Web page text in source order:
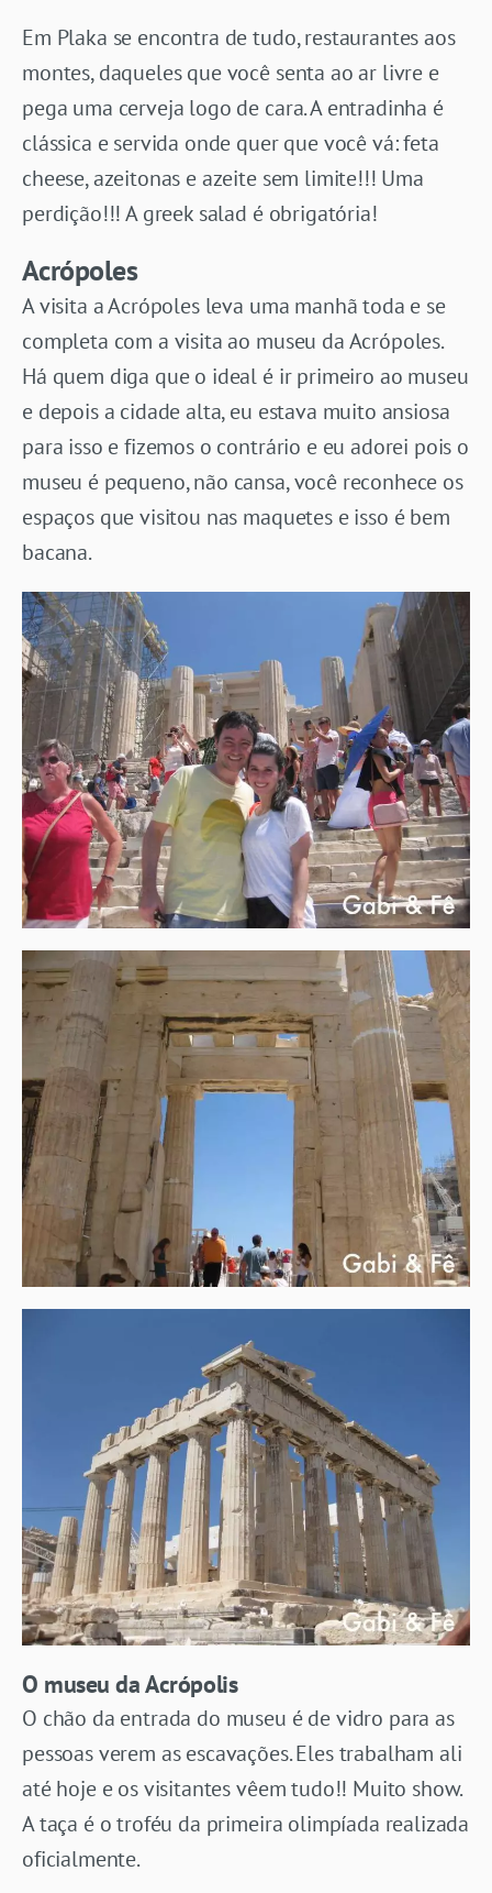
Em Plaka se encontra de tudo, restaurantes aos
montes, daqueles que você senta ao ar livre e
pega uma cerveja logo de cara. A entradinha é
clássica e servida onde quer que você vá: feta
cheese, azeitonas e azeite sem limite!!! Uma
perdição!!! A greek salad é obrigatória!
Acrópoles
A visita a Acrópoles leva uma manhã toda e se
completa com a visita ao museu da Acrópoles.
Há quem diga que o ideal é ir primeiro ao museu
e depois a cidade alta, eu estava muito ansiosa
para isso e fizemos o contrário e eu adorei pois o
museu é pequeno, não cansa, você reconhece os
espaços que visitou nas maquetes e isso é bem
bacana.
O museu da Acrópolis
O chão da entrada do museu é de vidro para as
pessoas verem as escavações. Eles trabalham ali
até hoje e os visitantes vêem tudo!! Muito show.
A taça é o troféu da primeira olimpíada realizada
oficialmente.